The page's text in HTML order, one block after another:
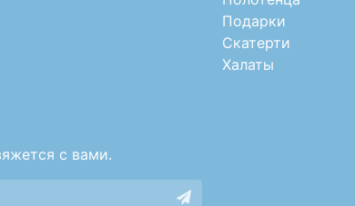
Подарки
Скатерти
Халаты
с вами.